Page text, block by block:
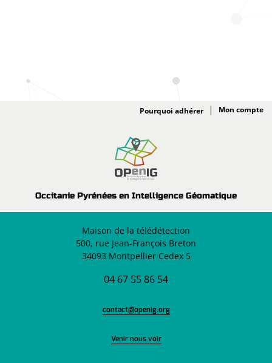
Occitanie Pyrénées en Intelligence Géomatique
Adhésion
Pourquoi adhérer
Maison de la télédétection
500, rue Jean-François Breton
34093 Montpellier Cedex 5
04 67 55 86 54
contact@openig.org
Venir nous voir